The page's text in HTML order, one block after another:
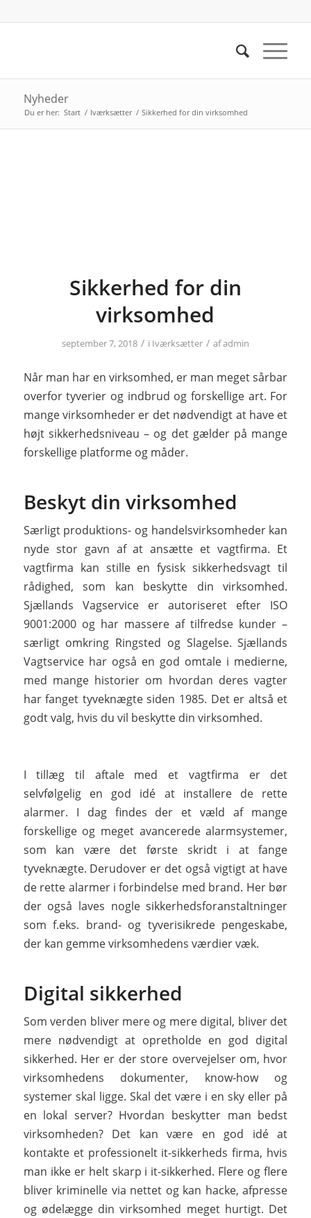
Nyheder
Du er her: Start / Iværksætter / Sikkerhed for din virksomhed
Sikkerhed for din
virksomhed
september 7, 2018 / i Iværksætter / afadmin
Når man har en virksomhed, er man meget sårbar
overfor tyverier og indbrud og forskellige art. For
mange virksomheder er det nødvendigt at have et
højt sikkerhedsniveau – og det gælder på mange
forskellige platforme og måder.
Beskyt din virksomhed
Særligt produktions- og handelsvirksomheder kan
nyde stor gavn af at ansætte et vagtfirma. Et
vagtfirma kan stille en fysisk sikkerhedsvagt til
rådighed, som kan beskytte din virksomhed.
Sjællands Vagservice er autoriseret efter ISO
9001:2000 og har massere af tilfredse kunder –
særligt omkring Ringsted og Slagelse. Sjællands
Vagtservice har også en god omtale i medierne,
med mange historier om hvordan deres vagter
har fanget tyveknægte siden 1985. Det er altså et
godt valg, hvis du vil beskytte din virksomhed.
I tillæg til aftale med et vagtfirma er det
selvfølgelig en god idé at installere de rette
alarmer. I dag findes der et væld af mange
forskellige og meget avancerede alarmsystemer,
som kan være det første skridt i at fange
tyveknægte. Derudover er det også vigtigt at have
de rette alarmer i forbindelse med brand. Her bør
der også laves nogle sikkerhedsforanstaltninger
som f.eks. brand- og tyverisikrede pengeskabe,
der kan gemme virksomhedens værdier væk.
Digital sikkerhed
Som verden bliver mere og mere digital, bliver det
mere nødvendigt at opretholde en god digital
sikkerhed. Her er der store overvejelser om, hvor
virksomhedens dokumenter, know-how og
systemer skal ligge. Skal det være i en sky eller på
en lokal server? Hvordan beskytter man bedst
virksomheden? Det kan være en god idé at
kontakte et professionelt it-sikkerheds firma, hvis
man ikke er helt skarp i it-sikkerhed. Flere og flere
bliver kriminelle via nettet og kan hacke, afpresse
og ødelægge din virksomhed meget hurtigt. Det